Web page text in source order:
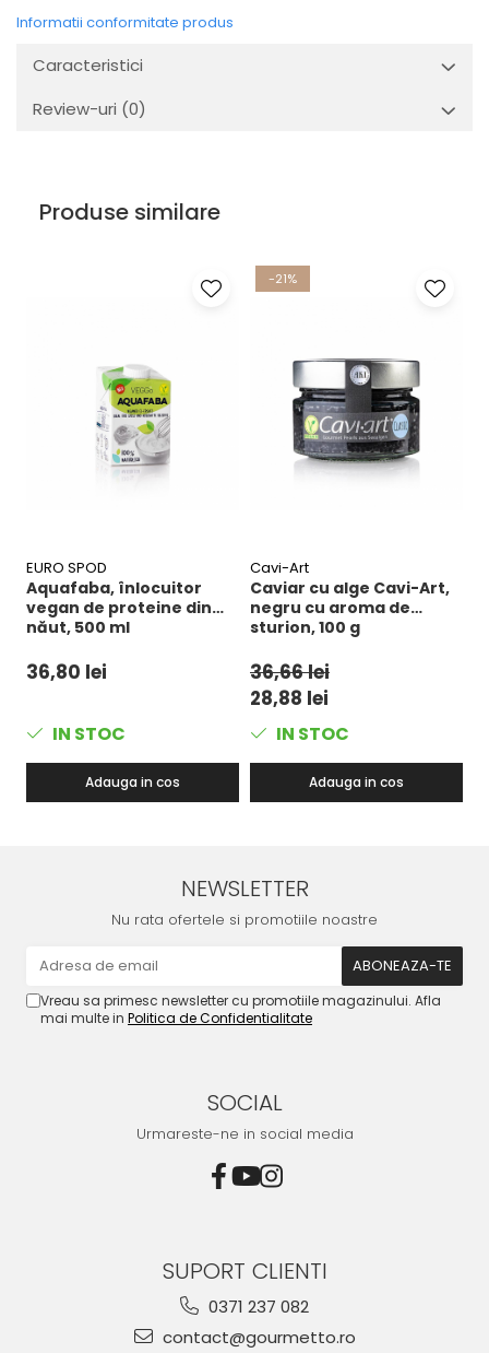
Informatii conformitate produs
Caracteristici
Review-uri (0)
Produse similare
EURO SPOD
Aquafaba, înlocuitor
vegan de proteine ​​din
năut, 500 ml
36,80 lei
IN STOC
Adauga in cos
-21%
Cavi-Art
Caviar cu alge Cavi-Art,
negru cu aroma de
sturion, 100 g
36,66 lei
28,88 lei
IN STOC
Adauga in cos
NEWSLETTER
Nu rata ofertele si promotiile noastre
Vreau sa primesc newsletter cu promotiile magazinului. Afla
mai multe in Politica de Confidentialitate
SOCIAL
Urmareste-ne in social media
SUPORT CLIENTI
0371 237 082
contact@gourmetto.ro